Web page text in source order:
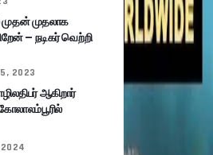
முதன் முதலாக
– நடிகர் வெற்றி
2023
ஆகிறார்
2024